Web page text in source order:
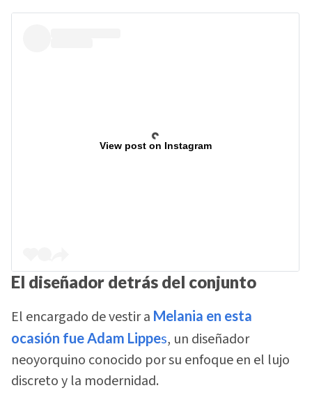
View post on Instagram
El diseñador detrás del conjunto
El encargado de vestir a Melania en esta
ocasión fue Adam Lippes, un diseñador
neoyorquino conocido por su enfoque en el lujo
discreto y la modernidad.